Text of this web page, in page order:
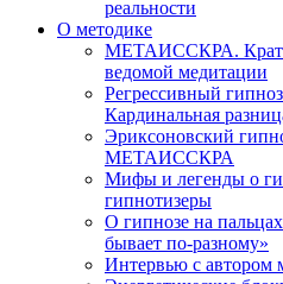
реальности
О методике
МЕТАИССКРА.
ведомой медитации
Регрессивный
Кардинальная
Эриксоновский
МЕТАИССКРА
Мифы и легенды о
гипнотизеры
О гипнозе на
бывает по-разному»
Интервью с автором